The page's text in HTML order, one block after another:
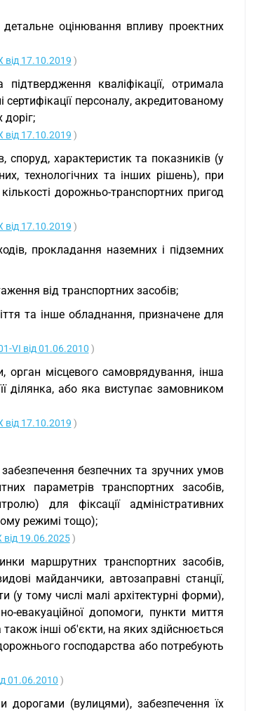
оцінювання впливу проектних
від 17.10.2019 )
кваліфікації, отримала
персоналу, акредитованому
від 17.10.2019 )
споруд, характеристик та показників (у
технологічних та інших рішень), при
дорожньо-транспортних пригод
від 17.10.2019 )
прокладання наземних і підземних
від транспортних засобів;
та інше обладнання, призначене для
VI від 01.06.2010 )
орган місцевого самоврядування, інша
ділянка, або яка виступає замовником
від 17.10.2019 )
безпечних та зручних умов
параметрів транспортних засобів,
для фіксації адміністративних
режимі тощо);
19.06.2025)
маршрутних транспортних засобів,
майданчики, автозаправні станції,
(у тому числі малі архітектурні форми),
евакуаційної допомоги, пункти миття
інші об'єкти, на яких здійснюється
господарства або потребують
01.06.2010 )
дорогами (вулицями), забезпечення їх